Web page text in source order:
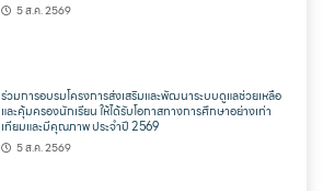
5 ส.ค. 2569
ร่วมการอบรมโครงการส่งเสริมและพัฒนาระบบดูแลช่วยเหลือ
และคุ้มครองนักเรียน ให้ได้รับโอกาสทางการศึกษาอย่างเท่า
เทียมและมีคุณภาพ ประจำปี 2569
5 ส.ค. 2569